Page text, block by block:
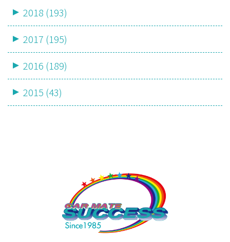
2018 (193)
2017 (195)
2016 (189)
2015 (43)